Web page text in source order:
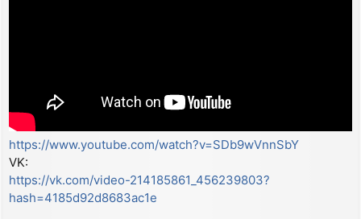
https://www.youtube.com/watch?v=SDb9wVnnSbY
VK:
https://vk.com/video-214185861_456239803?
hash=4185d92d8683ac1e